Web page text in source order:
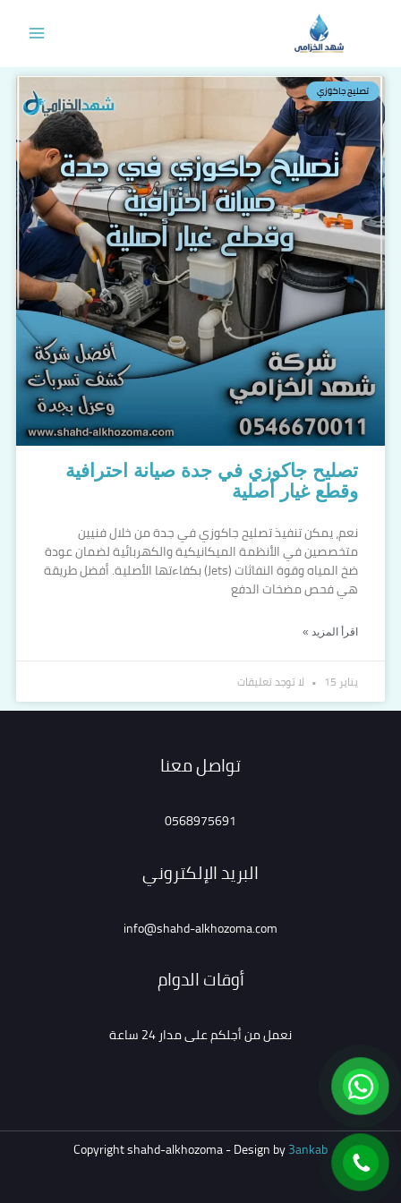
تصليح جاكوزي
تصليح جاكوزي في جدة صيانة احترافية
وقطع غيار أصلية
نعم، يمكن تنفيذ تصليح جاكوزي في جدة من خلال فنيين
متخصصين في الأنظمة الميكانيكية والكهربائية لضمان عودة
ضخ المياه وقوة النفاثات (Jets) بكفاءتها الأصلية. أفضل طريقة
هي فحص مضخات الدفع
اقرأ المزيد »
يناير 15 لا توجد تعليقات
تواصل معنا
0568975691
البريد الإلكتروني
info@shahd-alkhozoma.com
أوقات الدوام
نعمل من أجلكم على مدار 24 ساعة
Copyright shahd-alkhozoma - Design by3ankab